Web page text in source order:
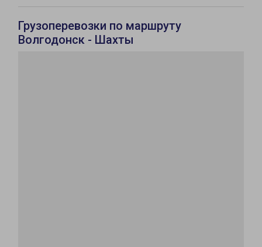
Грузоперевозки по маршруту
Волгодонск - Шахты